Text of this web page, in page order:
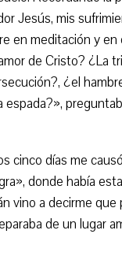
Jesús, mis
en meditación y en
de Cristo? ¿La
¿el
espada?»,
cinco días me
donde había
vino a decirme que
de un lugar